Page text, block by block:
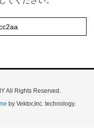
All Rights Reserved.
by Vektor,Inc. technology.